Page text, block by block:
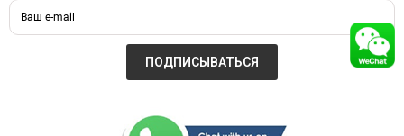
ПОДПИСЫВАТЬСЯ